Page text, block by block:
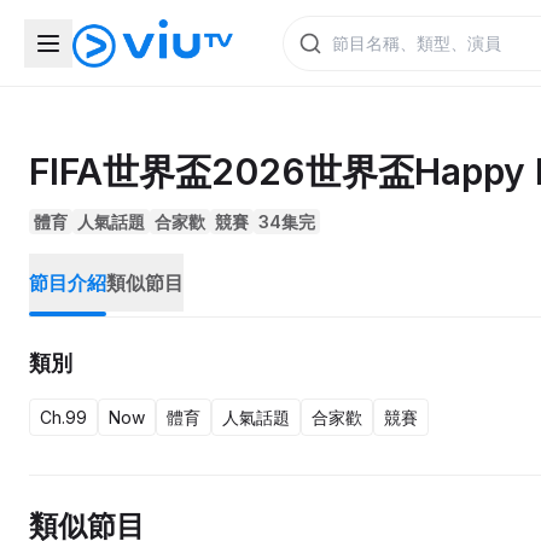
FIFA世界盃2026世界盃Happy
體育 人氣話題 合家歡 競賽 34集完
節目介紹類似節目
類別
Ch.99 Now 體育 人氣話題 合家歡 競賽
類似節目